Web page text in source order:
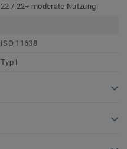
22 / 22+ moderate Nutzung
ISO 11638
Typ I